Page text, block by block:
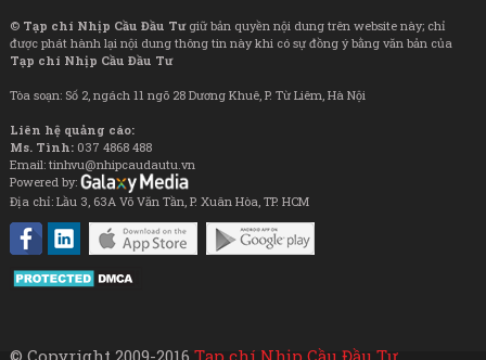
© Tạp chí Nhịp Cầu Đầu Tưgiữ bản quyền nội dung trên website này; chỉ
được phát hành lại nội dung thông tin này khi có sự đồng ý bằng văn bản của
Tạp chí Nhịp Cầu Đầu Tư
Tòa soạn: Số 2, ngách 11 ngõ 28 Dương Khuê, P. Từ Liêm, Hà Nội
Liên hệ quảng cáo:
Ms. Tình: 037 4868 488
Email: tinhvu@nhipcaudautu.vn
Powered by:
Địa chỉ: Lầu 3, 63A Võ Văn Tần, P. Xuân Hòa, TP. HCM